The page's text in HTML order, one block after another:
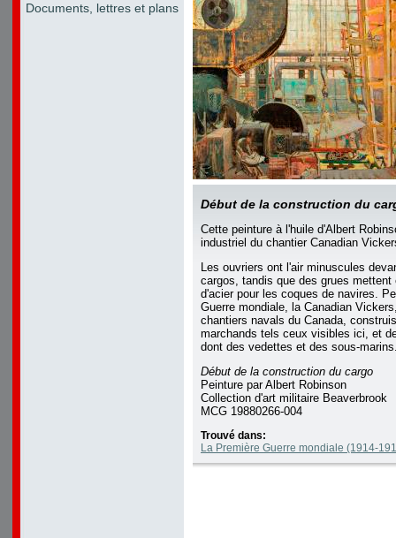
Documents, lettres et plans
Début de la construction du
Cette peinture à l'huile d'Albert
industriel du chantier Canadian
Les ouvriers ont l'air minuscules
cargos, tandis que des grues mettent
d'acier pour les coques de navires.
Guerre mondiale, la Canadian
chantiers navals du Canada,
marchands tels ceux visibles ici, et
dont des vedettes et des sous-
Début de la construction du cargo
Peinture par Albert Robinson
Collection d'art militaire Beaverbrook
MCG 19880266-004
Trouvé dans:
La Première Guerre mondiale (1914-